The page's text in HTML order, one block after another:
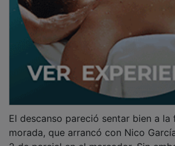
morada, que arrancó con Nico
2 de parcial en el marcador. Sin